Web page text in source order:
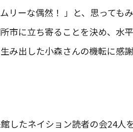
リーな偶然！ 」と、思っても
市に立ち寄ることを決め、水
み出した小森さんの機転に感謝
したネイション読者の会24人